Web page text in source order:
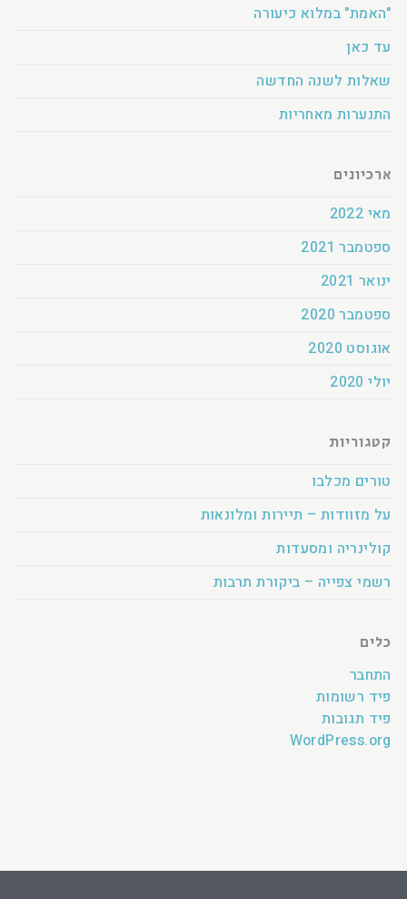
"האמת" במלוא כיעורה
עד כאן
שאלות לשנה החדשה
התנערות מאחריות
ארכיונים
מאי 2022
ספטמבר 2021
ינואר 2021
ספטמבר 2020
אוגוסט 2020
יולי 2020
קטגוריות
טורים מכלבו
על מזוודות – תיירות ומלונאות
קולינריה ומסעדות
רשמי צפייה – ביקורת תרבות
כלים
התחבר
פיד רשומות
פיד תגובות
WordPress.org